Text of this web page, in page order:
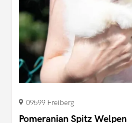
09599 Freiberg
Pomeranian Spitz Welpen